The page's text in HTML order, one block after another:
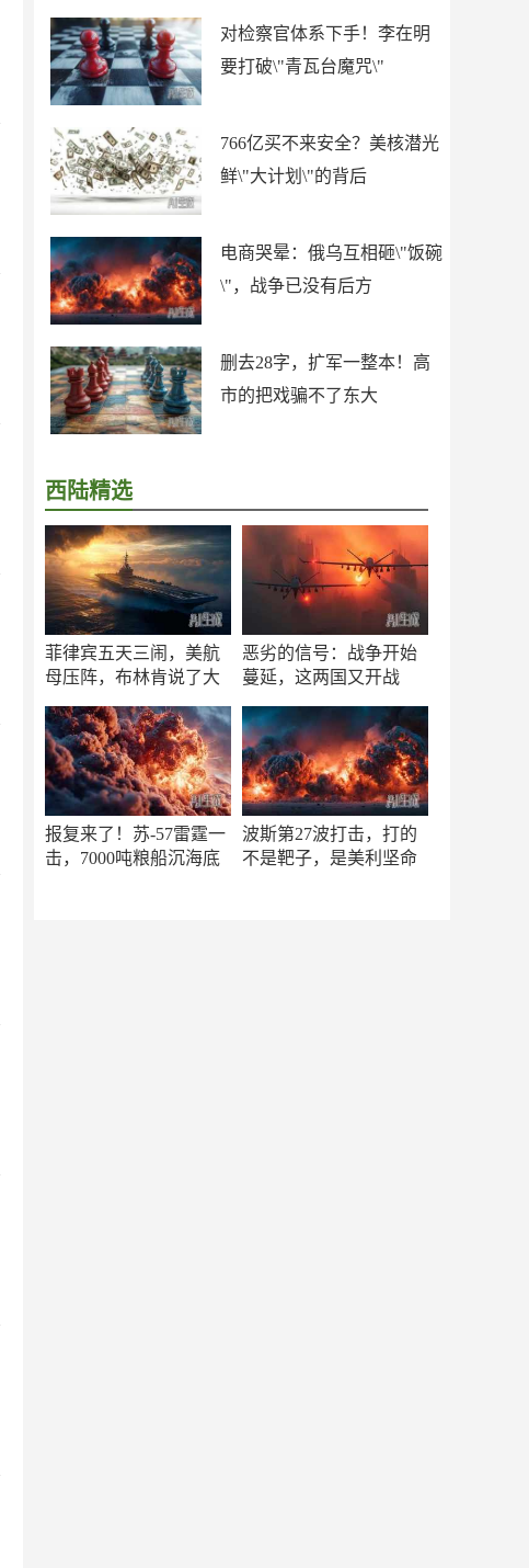
对检察官体系下手！李在明
要打破\"青瓦台魔咒\"
766亿买不来安全？美核潜光
鲜\"大计划\"的背后
电商哭晕：俄乌互相砸\"饭碗
\"，战争已没有后方
删去28字，扩军一整本！高
市的把戏骗不了东大
西陆精选
菲律宾五天三闹，美航
母压阵，布林肯说了大
恶劣的信号：战争开始
蔓延，这两国又开战
报复来了！苏-57雷霆一
击，7000吨粮船沉海底
波斯第27波打击，打的
不是靶子，是美利坚命